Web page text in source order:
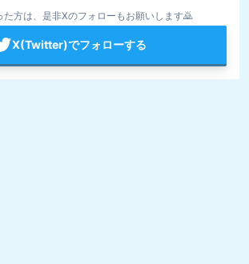
た方は、是非Xのフォローもお願いします🙇
X(Twitter)でフォローする